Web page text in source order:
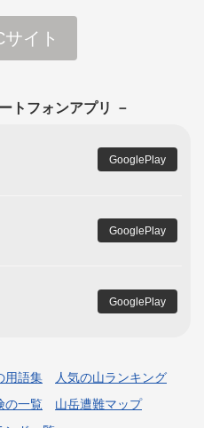
サイト
トフォンアプリ －
GooglePlay
GooglePlay
GooglePlay
用語集
人気の山ランキング
の一覧
山岳遭難マップ